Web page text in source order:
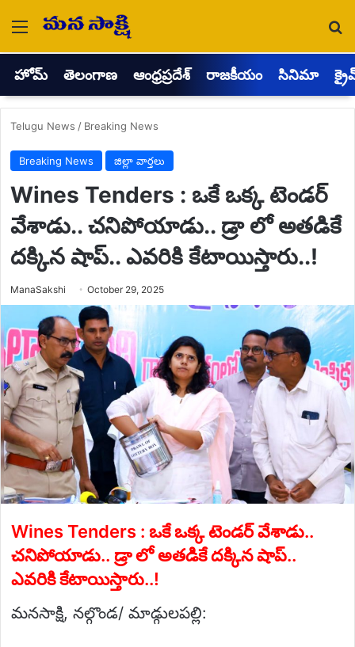
Menu
హోమ్ తెలంగాణ ఆంధ్రప్రదేశ్ రాజకీయం సినిమా
Telugu News / Breaking News
Breaking News జిల్లా వార్తలు
Wines Tenders : ఒకే ఒక్క టెండర్
వేశాడు.. చనిపోయాడు.. డ్రా లో అతడికే
దక్కిన షాప్.. ఎవరికి కేటాయిస్తారు..!
ManaSakshi Send
email
October 29, 2025
Wines Tenders : ఒకే ఒక్క టెండర్ వేశాడు..
చనిపోయాడు.. డ్రా లో అతడికే దక్కిన షాప్..
ఎవరికి కేటాయిస్తారు..!
మనసాక్షి, నల్గొండ/ మాడ్గులపల్లి: